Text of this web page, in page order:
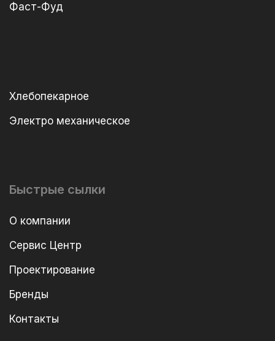
Фаст-Фуд
Хлебопекарное
Электро механическое
Быстрые сылки
О компании
Сервис Центр
Проектирование
Бренды
Контакты